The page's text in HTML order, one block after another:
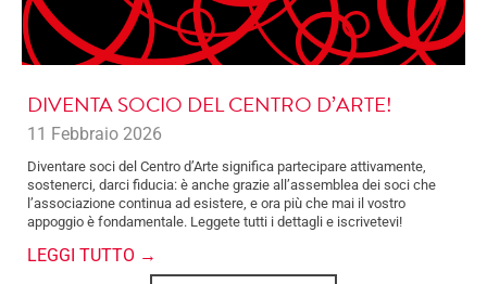
DIVENTA SOCIO DEL CENTRO D’ARTE!
11 Febbraio 2026
Diventare soci del Centro d’Arte significa partecipare attivamente,
sostenerci, darci fiducia: è anche grazie all’assemblea dei soci che
l’associazione continua ad esistere, e ora più che mai il vostro
appoggio è fondamentale. Leggete tutti i dettagli e iscrivetevi!
LEGGI TUTTO →